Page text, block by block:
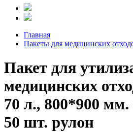
Главная
Пакеты для медицинских
Пакет для
медицинских
70 л., 800*900
50 шт. рулон